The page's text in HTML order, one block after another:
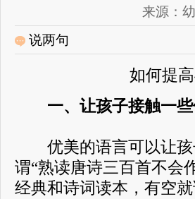
来源：
说两句
如何提
一、让孩子接触一
优美的语言可以让孩
谓“熟读唐诗三百首不会
经典和诗词读本，有空